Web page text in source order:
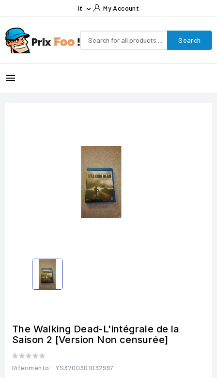
It  My Account
Search

The Walking Dead-L'intégrale de la
Saison 2 [Version Non censurée]
Riferimento : YS3700301032997